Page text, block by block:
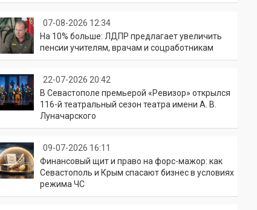
07-08-2026 12:34
На 10% больше: ЛДПР предлагает увеличить
пенсии учителям, врачам и соцработникам
22-07-2026 20:42
В Севастополе премьерой «Ревизор» открылся
116-й театральный сезон театра имени А. В.
Луначарского
09-07-2026 16:11
Финансовый щит и право на форс-мажор: как
Севастополь и Крым спасают бизнес в условиях
режима ЧС